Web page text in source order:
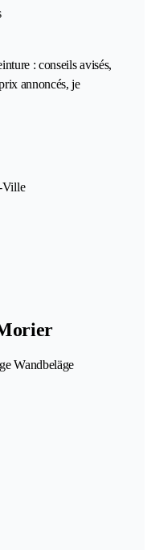
: conseils avisés,
annoncés, je
Ville
Wandbeläge